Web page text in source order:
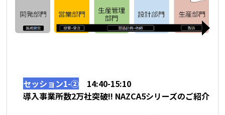
セッション1-②
14:40-15:10
導入事業所数2万社突破!! NAZCA5シリーズのご紹介